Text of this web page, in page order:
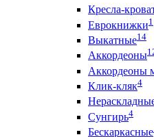
Кресла-
Еврокнижки1
Выкатные14
Аккордеоны
Аккордеоны
Клик-кляк4
Сунгирь4
Бескаркасные